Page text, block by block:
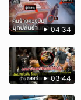
04:34
03:44